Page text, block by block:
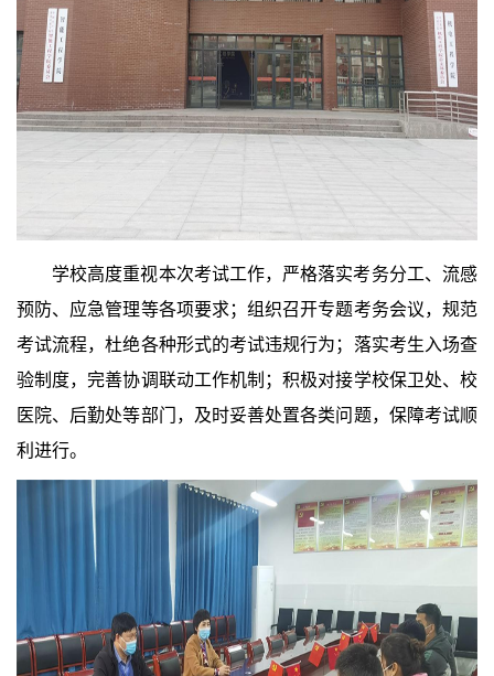
学校高度重视本次考试工作，严格落实考务分工、流感
预防、应急管理等各项要求；组织召开专题考务会议，规范
考试流程，杜绝各种形式的考试违规行为；落实考生入场查
验制度，完善协调联动工作机制；积极对接学校保卫处、校
医院、后勤处等部门，及时妥善处置各类问题，保障考试顺
利进行。